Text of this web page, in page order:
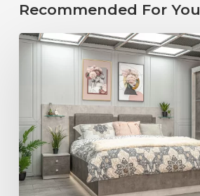
Recommended For You
ИДЕАЛНАТА
ЗОДИЯТА.
ВЕЗНИ